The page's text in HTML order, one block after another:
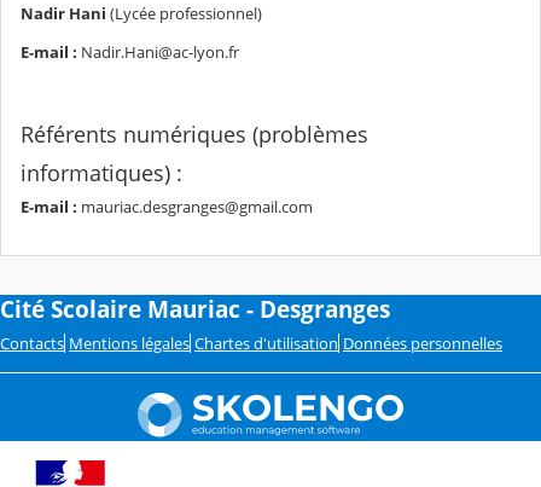
Nadir Hani (Lycée professionnel)
E-mail : Nadir.Hani@ac-lyon.fr
Référents numériques (problèmes
informatiques) :
E-mail : mauriac.desgranges@gmail.com
Cité Scolaire Mauriac - Desgranges
Contacts Mentions légales Chartes d'utilisation Données personnelles